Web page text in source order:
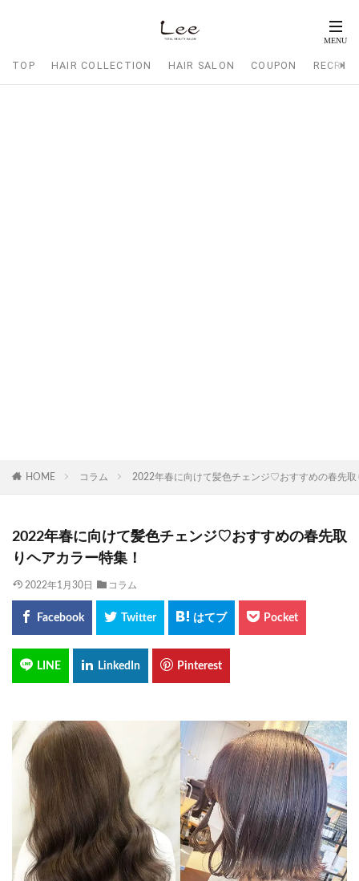
TOP HAIR COLLECTION HAIR SALON COUPON
HOME コラム 2022年春に向けて髪色チェンジ♡おすすめの春先取
2022年春に向けて髪色チェンジ♡おすすめの春先取
りヘアカラー特集！
2022年1月30日 コラム